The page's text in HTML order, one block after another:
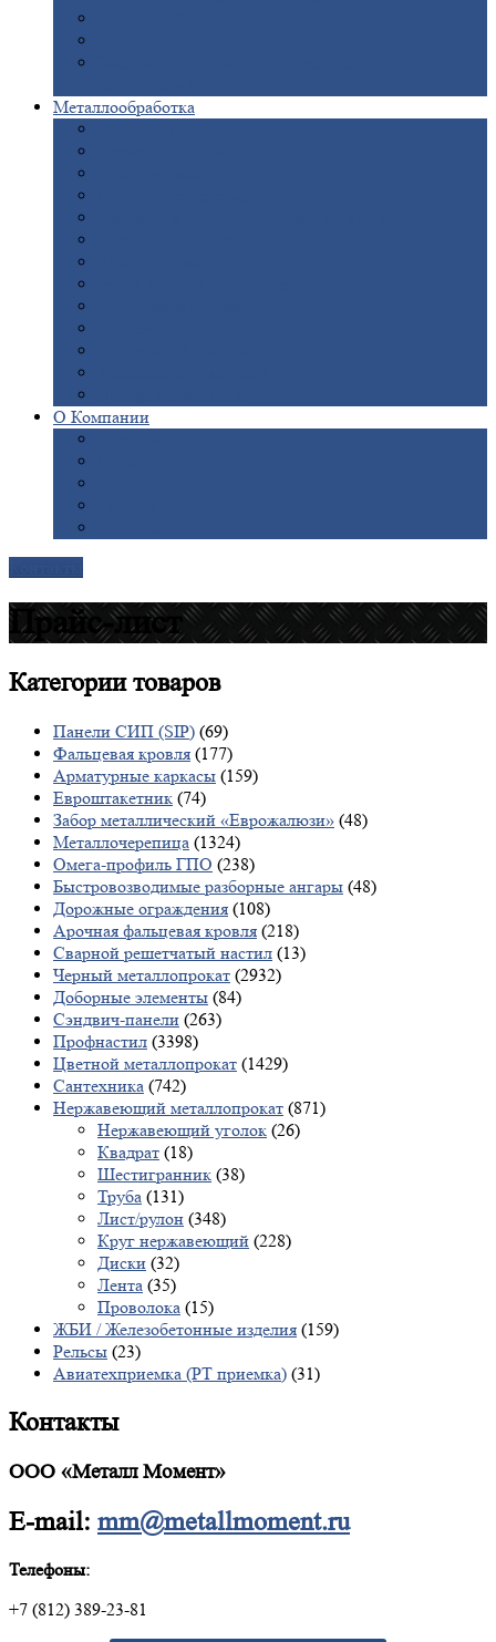
Металлообработка
О Компании
Прайс-лист
Категориитоваров
Панели СИП (SIP) (69)
Фальцевая кровля (177)
Арматурные каркасы (159)
Евроштакетник (74)
Забор металлический «Еврожалюзи» (48)
Металлочерепица (1324)
Омега-профиль ГПО (238)
Быстровозводимые разборные ангары (48)
Дорожные ограждения (108)
Арочная фальцевая кровля (218)
Сварной решетчатый настил (13)
Черный металлопрокат (2932)
Доборные элементы (84)
Сэндвич-панели (263)
Профнастил (3398)
Цветной металлопрокат (1429)
Сантехника (742)
Нержавеющий металлопрокат (871)
Нержавеющий уголок (26)
Квадрат (18)
Шестигранник (38)
Труба (131)
Лист/рулон (348)
Круг нержавеющий (228)
Диски (32)
Лента (35)
Проволока (15)
ЖБИ / Железобетонные изделия (159)
Рельсы (23)
Авиатехприемка (РТ приемка) (31)
Контакты
ООО «Металл Момент»
E-mail: mm@metallmoment.ru
Телефоны:
+7 (812) 389-23-81